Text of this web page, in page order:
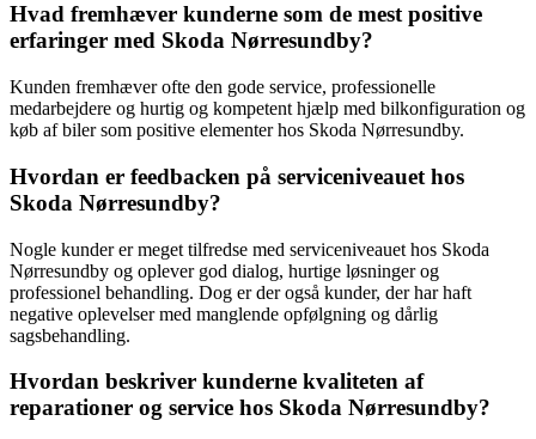
Hvad fremhæver kunderne som de mest positive
erfaringer med Skoda Nørresundby?
Kunden fremhæver ofte den gode service, professionelle
medarbejdere og hurtig og kompetent hjælp med bilkonfiguration og
køb af biler som positive elementer hos Skoda Nørresundby.
Hvordan er feedbacken på serviceniveauet hos
Skoda Nørresundby?
Nogle kunder er meget tilfredse med serviceniveauet hos Skoda
Nørresundby og oplever god dialog, hurtige løsninger og
professionel behandling. Dog er der også kunder, der har haft
negative oplevelser med manglende opfølgning og dårlig
sagsbehandling.
Hvordan beskriver kunderne kvaliteten af
reparationer og service hos Skoda Nørresundby?